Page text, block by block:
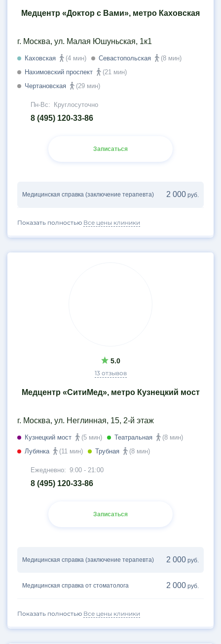
Медцентр «Доктор с Вами», метро Каховская
г. Москва, ул. Малая Юшуньская, 1к1
Каховская (4 мин) Севастопольская
(8 мин)
Нахимовский проспект
(21 мин)
Чертановская
(29 мин)
Пн-Вс: Круглосуточно
8 (495) 120-33-86
Записаться
Медицинская справка (заключение терапевта) 2 000 руб.
Показать полностью Все цены клиники
5.0
13 отзывов
Медцентр «СитиМед», метро Кузнецкий мост
г. Москва, ул. Неглинная, 15, 2-й этаж
Кузнецкий мост (5 мин) Театральная
(8 мин)
Лубянка
(11 мин) Трубная (8 мин)
Ежедневно: 9:00 - 21:00
8 (495) 120-33-86
Записаться
Медицинская справка (заключение терапевта) 2 000 руб.
Медицинская справка от стоматолога 2 000 руб.
Показать полностью Все цены клиники